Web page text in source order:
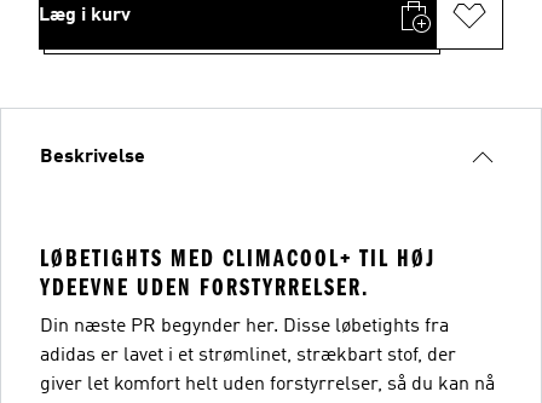
Læg i kurv
Beskrivelse
LØBETIGHTS MED CLIMACOOL+ TIL HØJ
YDEEVNE UDEN FORSTYRRELSER.
Din næste PR begynder her. Disse løbetights fra
adidas er lavet i et strømlinet, strækbart stof, der
giver let komfort helt uden forstyrrelser, så du kan nå